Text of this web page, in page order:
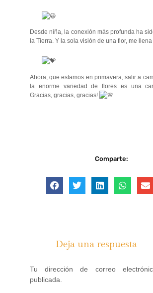
Desde niña, la conexión más profunda ha
la Tierra. Y la sola visión de una flor, me
Ahora, que estamos en primavera, salir a
la enorme variedad de flores es una
Gracias, gracias, gracias!
Comparte:
Deja una respuesta
Tu dirección de correo
publicada.